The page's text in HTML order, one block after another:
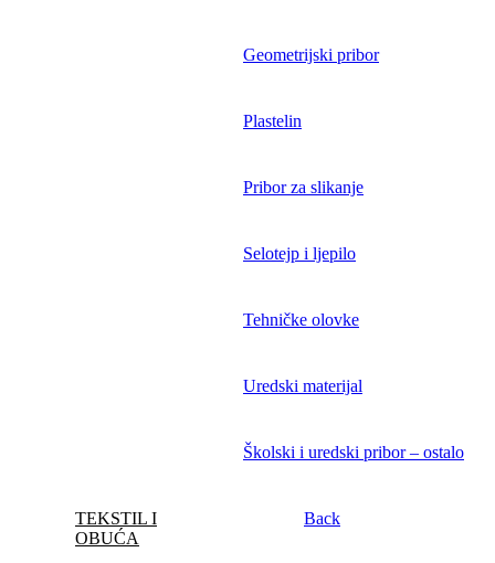
Geometrijski pribor
Plastelin
Pribor za slikanje
Selotejp i ljepilo
Tehničke olovke
Uredski materijal
Školski i uredski pribor – ostalo
TEKSTIL I
OBUĆA
Back